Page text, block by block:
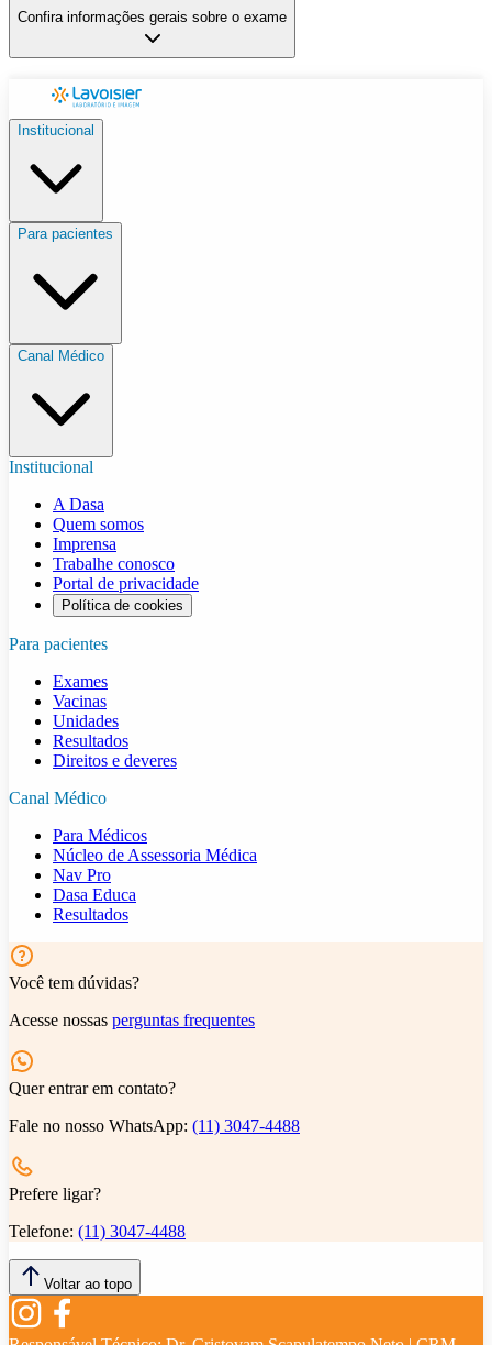
Confira informações gerais sobre o exame
Institucional
Para pacientes
Canal Médico
Institucional
A Dasa
Quem somos
Imprensa
Trabalhe conosco
Portal de privacidade
Política de cookies
Para pacientes
Exames
Vacinas
Unidades
Resultados
Direitos e deveres
Canal Médico
Para Médicos
Núcleo de Assessoria Médica
Nav Pro
Dasa Educa
Resultados
Você tem dúvidas?
Acesse nossas perguntas frequentes
Quer entrar em contato?
Fale no nosso WhatsApp: (11) 3047-4488
Prefere ligar?
Telefone: (11) 3047-4488
Voltar ao topo